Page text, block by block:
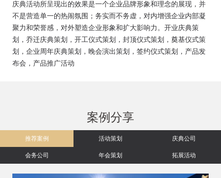
工仪式策划、成都竣工仪式策划、成都封顶仪式策划、
成都奠基仪式策划、成都签约仪式策划、成都挂牌仪式
策划、成都揭牌仪式策划、成都颁奖典礼策划
庆典活动所呈现出的效果是一个企业品牌形象和理念的展现，并
不是营造单一的热闹氛围；务实而不务虚，对内增强企业内部凝
聚力和荣誉感，对外塑造企业形象和扩大影响力。开业庆典策
划，乔迁庆典策划，开工仪式策划，封顶仪式策划，奠基仪式策
划，企业周年庆典策划，晚会演出策划，签约仪式策划，产品发
布会，产品推广活动
案例分享
推荐案例 活动策划
庆典公司
会务公司
年会策划 拓展活动